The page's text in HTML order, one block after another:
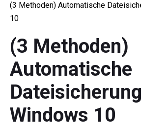
(3 Methoden) Automatische
10
(3 Methoden)
Automatische
Windows 10